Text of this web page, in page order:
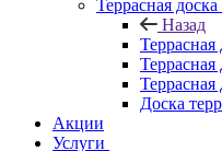
Террасная доска
Назад
Террасная
Террасная
Доска
Акции
Услуги